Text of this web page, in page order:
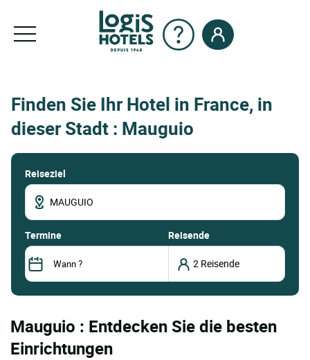
Finden Sie Ihr Hotel in France, in
dieser Stadt : Mauguio
Reiseziel
termine Reisende
Mauguio : Entdecken Sie die besten
Einrichtungen